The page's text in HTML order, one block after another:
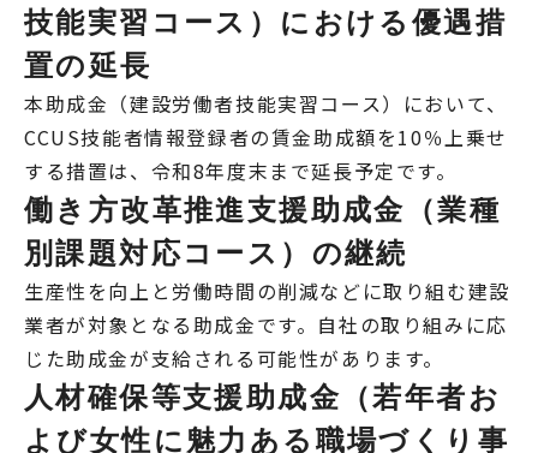
技能実習コース）における優遇措
置の延長
本助成金（建設労働者技能実習コース）において、
CCUS技能者情報登録者の賃金助成額を10％上乗せ
する措置は、令和8年度末まで延長予定です。
働き方改革推進支援助成金（業種
別課題対応コース）の継続
生産性を向上と労働時間の削減などに取り組む建設
業者が対象となる助成金です。自社の取り組みに応
じた助成金が支給される可能性があります。
人材確保等支援助成金（若年者お
よび女性に魅力ある職場づくり事